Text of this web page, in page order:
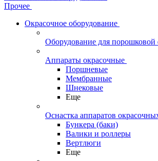
Прочее
Окрасочное оборудование
Оборудование для порошковой
Аппараты окрасочные
Поршневые
Мембранные
Шнековые
Еще
Оснастка аппаратов
Бункера (баки)
Валики и роллеры
Вертлюги
Еще